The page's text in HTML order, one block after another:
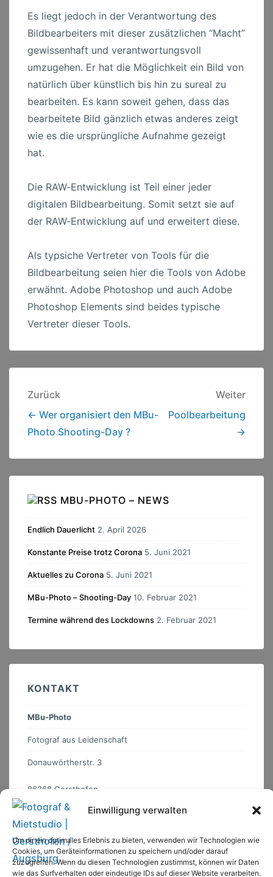
Einwilligung verwalten
Um dir ein optimales Erlebnis zu bieten, verwenden wir Technologien wie
Cookies, um Geräteinformationen zu speichern und/oder darauf
zuzugreifen. Wenn du diesen Technologien zustimmst, können wir Daten
wie das Surfverhalten oder eindeutige IDs auf dieser Website verarbeiten.
Es liegt jedoch in der Verantwortung des
Bildbearbeiters mit dieser zusätzlichen “Macht”
gewissenhaft und verantwortungsvoll
umzugehen. Er hat die Möglichkeit ein Bild von
natürlich über künstlich bis hin zu sureal zu
bearbeiten. Es kann soweit gehen, dass das
bearbeitete Bild gänzlich etwas anderes zeigt
wie es die ursprüngliche Aufnahme gezeigt
hat.
Die RAW-Entwicklung ist Teil einer jeder
digitalen Bildbearbeitung. Somit setzt sie auf
der RAW-Entwicklung auf und erweitert diese.
Als typsiche Vertreter von Tools für die
Bildbearbeitung seien hier die Tools von Adobe
erwähnt. Adobe Photoshop und auch Adobe
Photoshop Elements sind beides typische
Vertreter dieser Tools.
Beitragsnavigation
Zurück
← Wer organisiert den MBu-
Photo Shooting-Day ?
Weiter
Poolbearbeitung
→
MBU-PHOTO – NEWS
Endlich Dauerlicht 2. April 2026
Konstante Preise trotz Corona 5. Juni 2021
Aktuelles zu Corona 5. Juni 2021
MBu-Photo – Shooting-Day 10. Februar 2021
Termine während des Lockdowns 2. Februar 2021
KONTAKT
MBu-Photo
Fotograf aus Leidenschaft
Donauwörtherstr. 3
86368 Gersthofen
Deutschland
+49 (0) 178 5107097
info@mbuphoto.de
Download vCard